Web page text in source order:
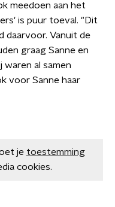
meedoen aan het
is puur toeval. "Dit
daarvoor. Vanuit de
graag Sanne en
al samen
voor Sanne haar
je toestemming
cookies.